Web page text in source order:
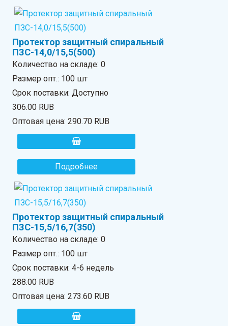
Протектор защитный спиральный
ПЗС-14,0/15,5(500)
Количество на складе:0
Размер опт.: 100 шт
Срок поставки: Доступно
306.00 RUB
Оптовая цена:290.70 RUB
Подробнее
Протектор защитный спиральный
ПЗС-15,5/16,7(350)
Количество на складе:0
Размер опт.: 100 шт
Срок поставки: 4-6 недель
288.00 RUB
Оптовая цена:273.60 RUB